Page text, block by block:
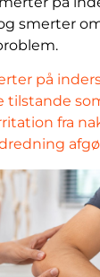
smerter
på
tilstande
fra